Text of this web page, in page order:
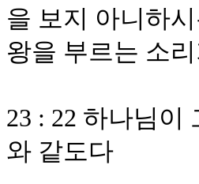
을 보지 아니하
왕을 부르는 소
23 : 22 하나님이
와 같도다